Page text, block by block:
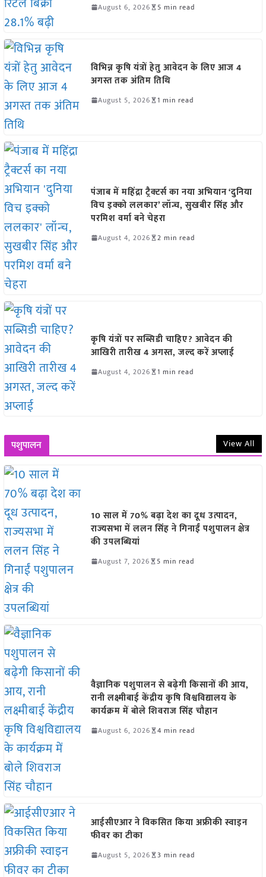
August 6, 2026 5 min read
विभिन्न कृषि यंत्रों हेतु आवेदन के लिए आज 4
अगस्त तक अंतिम तिथि
August 5, 2026 1 min read
पंजाब में महिंद्रा ट्रैक्टर्स का नया अभियान ‘दुनिया
विच इक्को ललकार’ लॉन्च, सुखबीर सिंह और
परमिश वर्मा बने चेहरा
August 4, 2026 2 min read
कृषि यंत्रों पर सब्सिडी चाहिए? आवेदन की
आखिरी तारीख 4 अगस्त, जल्द करें अप्लाई
August 4, 2026 1 min read
पशुपालन View All
10 साल में 70% बढ़ा देश का दूध उत्पादन,
राज्यसभा में ललन सिंह ने गिनाईं पशुपालन क्षेत्र
की उपलब्धियां
August 7, 2026 5 min read
वैज्ञानिक पशुपालन से बढ़ेगी किसानों की आय,
रानी लक्ष्मीबाई केंद्रीय कृषि विश्वविद्यालय के
कार्यक्रम में बोले शिवराज सिंह चौहान
August 6, 2026 4 min read
आईसीएआर ने विकसित किया अफ्रीकी स्वाइन
फीवर का टीका
August 5, 2026 3 min read